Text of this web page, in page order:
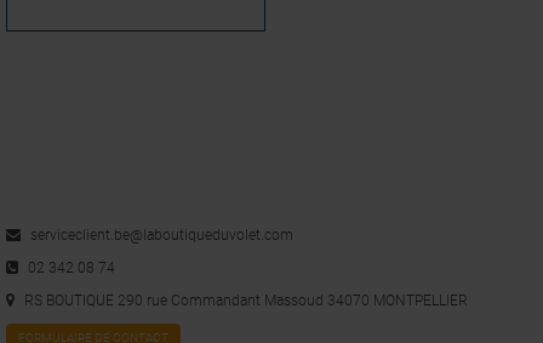
serviceclient.be@laboutiqueduvolet.com
02 342 08 74
RS BOUTIQUE 290 rue Commandant Massoud 34070 MONTPELLIER
FORMULAIRE DE CONTACT